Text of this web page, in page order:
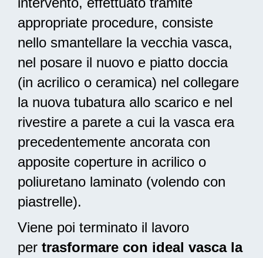
appropriate procedure, consiste
nello smantellare la vecchia vasca,
nel posare il nuovo e piatto doccia
(in acrilico o ceramica) nel collegare
la nuova tubatura allo scarico e nel
rivestire a parete a cui la vasca era
precedentemente ancorata con
apposite coperture in acrilico o
poliuretano laminato (volendo con
piastrelle).
Viene poi terminato il lavoro
per trasformare con ideal vasca la